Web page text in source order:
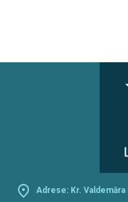
Adrese: Kr. Valdemāra